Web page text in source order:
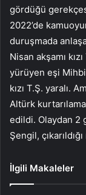
gördüğü
2022’de
duruşmada
Nisan akşamı
yürüyen eşi
kızı T.Ş. yaralı.
Altürk
edildi. Olaydan 2
Şengil,
İlgili Makaleler